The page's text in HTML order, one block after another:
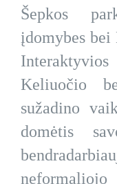
Šepkos
įdomybes
Keliuočio
sužadino
domėtis